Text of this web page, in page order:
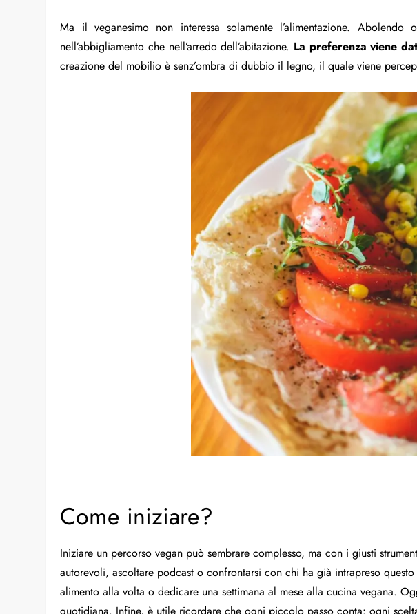
Ma il veganesimo non interessa solamente l’alimentazione.
nell’abbigliamento che nell’arredo dell’abitazione. La preferenza viene
creazione del mobilio è senz’ombra di dubbio il legno, il quale viene
Come iniziare?
Iniziare un percorso vegan può sembrare complesso, ma con i giusti
autorevoli, ascoltare podcast o confrontarsi con chi ha già intrapreso
alimento alla volta o dedicare una settimana al mese alla cucina vegana.
quotidiana. Infine, è utile ricordare che ogni piccolo passo conta: ogni